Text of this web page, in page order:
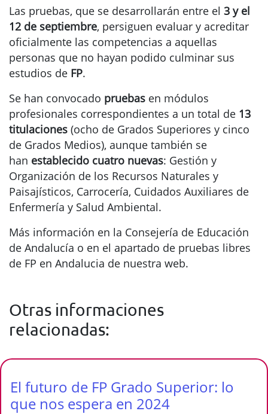
Las pruebas, que se desarrollarán entre el 3 y el
12 de septiembre, persiguen evaluar y acreditar
oficialmente las competencias a aquellas
personas que no hayan podido culminar sus
estudios de FP.
Se han convocado pruebas en módulos
profesionales correspondientes a un total de 13
titulaciones (ocho de Grados Superiores y cinco
de Grados Medios), aunque también se
han establecido cuatro nuevas: Gestión y
Organización de los Recursos Naturales y
Paisajísticos, Carrocería, Cuidados Auxiliares de
Enfermería y Salud Ambiental.
Más información en la Consejería de Educación
de Andalucía o en el apartado de pruebas libres
de FP en Andalucia de nuestra web.
Otras informaciones
relacionadas:
El futuro de FP Grado Superior: lo
que nos espera en 2024